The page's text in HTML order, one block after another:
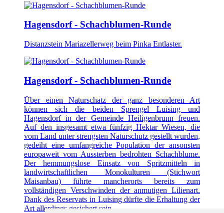
Hagensdorf - Schachblumen-Runde
Distanzstein Mariazellerweg beim Pinka Entlaster.
Hagensdorf - Schachblumen-Runde
Über einen Naturschatz der ganz besonderen Art
können sich die beiden Sprengel Luising und
Hagensdorf in der Gemeinde Heiligenbrunn freuen.
Auf den insgesamt etwa fünfzig Hektar Wiesen, die
vom Land unter strengsten Naturschutz gestellt wurden,
gedeiht eine umfangreiche Population der ansonsten
europaweit vom Aussterben bedrohten Schachblume.
Der hemmungslose Einsatz von Spritzmitteln in
landwirtschaftlichen Monokulturen (Stichwort
Maisanbau) führte mancherorts bereits zum
vollständigen Verschwinden der anmutigen Lilienart.
Dank des Reservats in Luising dürfte die Erhaltung der
Art allerdings gesichert sein.